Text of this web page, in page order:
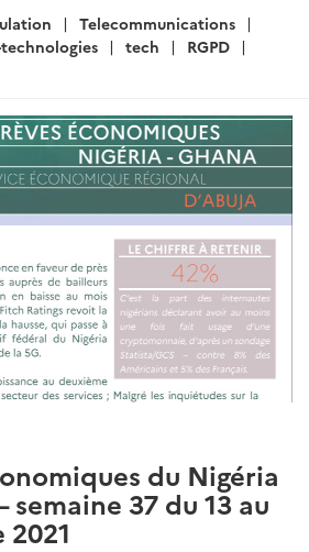
Telecommunications
tech
RGPD
du Nigéria
semaine 37 du 13 au